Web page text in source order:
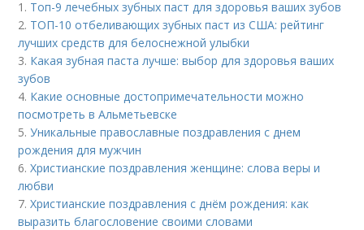
1. Топ-9 лечебных зубных паст для здоровья ваших зубов
2. ТОП-10 отбеливающих зубных паст из США: рейтинг
лучших средств для белоснежной улыбки
3. Какая зубная паста лучше: выбор для здоровья ваших
зубов
4. Какие основные достопримечательности можно
посмотреть в Альметьевске
5.Уникальные православные поздравления с днем
рождения для мужчин
6.Христианские поздравления женщине: слова веры и
любви
7.Христианские поздравления с днём рождения: как
выразить благословение своими словами